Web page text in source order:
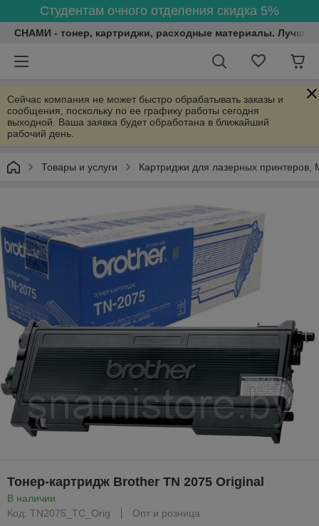
Студентам очного отделения скидка 5%
СНАМИ - тонер, картриджи, расходные материалы.
Сейчас компания не может быстро обрабатывать заказы и
сообщения, поскольку по ее графику работы сегодня
выходной. Ваша заявка будет обработана в ближайший
рабочий день.
Товары и услуги Картриджи для лазерных
Тонер-картридж Brother TN 2075 Original
В наличии
Код: TN2075_TC_Orig
Опт и розница